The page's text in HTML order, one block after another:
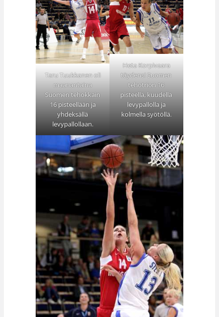
Taru Tuukkanen oli
maanantaina
Suomen tehokkain
16 pisteellään ja
yhdeksällä
levypallollaan.
Heta Korpivaara
täydensi Suomen
tehotrion 16
pisteellä, kuudella
levypallolla ja
kolmella syötöllä.